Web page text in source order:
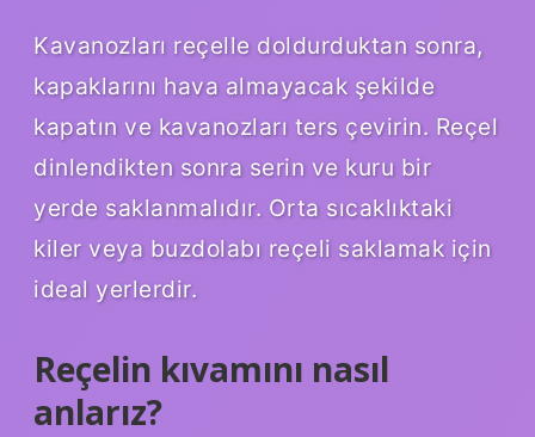
Kavanozları reçelle doldurduktan sonra,
kapaklarını hava almayacak şekilde
kapatın ve kavanozları ters çevirin. Reçel
dinlendikten sonra serin ve kuru bir
yerde saklanmalıdır. Orta sıcaklıktaki
kiler veya buzdolabı reçeli saklamak için
ideal yerlerdir.
Reçelin kıvamını nasıl
anlarız?